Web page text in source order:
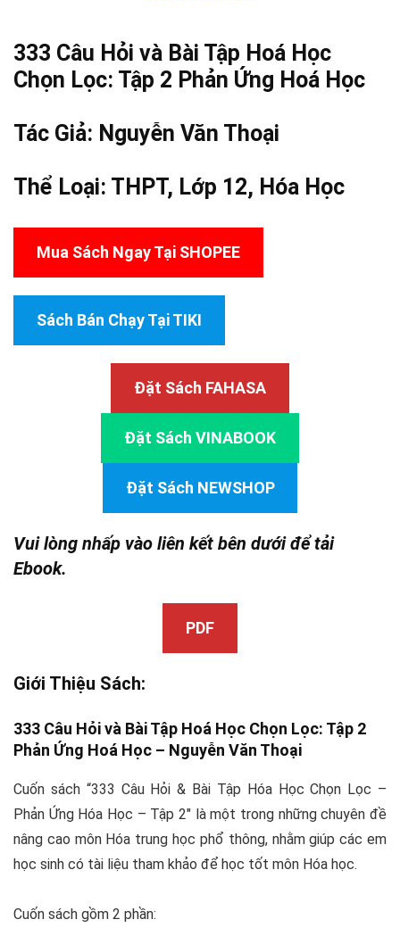
333 Câu Hỏi và Bài Tập Hoá Học
Chọn Lọc: Tập 2 Phản Ứng Hoá Học
Tác Giả: Nguyễn Văn Thoại
Thể Loại: THPT, Lớp 12, Hóa Học
Mua Sách Ngay Tại SHOPEE
Sách Bán Chạy Tại TIKI
Đặt Sách FAHASA
Đặt Sách VINABOOK
Đặt Sách NEWSHOP
Vui lòng nhấp vào liên kết bên dưới để tải
Ebook.
PDF
Giới Thiệu Sách:
333 Câu Hỏi và Bài Tập Hoá Học Chọn Lọc: Tập 2
Phản Ứng Hoá Học – Nguyễn Văn Thoại
Cuốn sách “333 Câu Hỏi & Bài Tập Hóa Học Chọn Lọc –
Phản Ứng Hóa Học – Tập 2″ là một trong những chuyên đề
nâng cao môn Hóa trung học phổ thông, nhằm giúp các em
học sinh có tài liệu tham khảo để học tốt môn Hóa học.
Cuốn sách gồm 2 phần: